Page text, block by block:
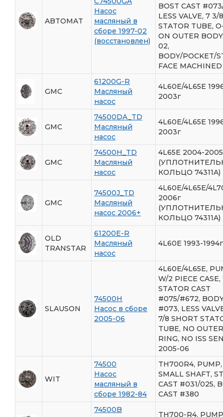
ABTOMAT
Насос
масляный в
сборе 1997-02
(восстановлен)
BOST CAST
LESS VALVE, 7 3/
STATOR TUBE,
ON OUTER
02,
BODY/POCKET/
FACE MACHINED
GMC
61200G-R
Масляный
насос
4L60E/4L65E
2003г
GMC
74500DA_TD
Масляный
насос
4L60E/4L65E
2003г
GMC
74500H_TD
Масляный
насос
4L65E 2004-
КОЛЬЦО 74311A)
GMC
74500J_TD
Масляный
насос 2006+
4L60E/4L65E/
2006г
КОЛЬЦО 74311A)
OLD
TRANSTAR
61200E-R
Масляный
насос
4L60E 1993-1994г
SLAUSON
74500H
Насос в сборе
2005-06
4L60E/4L65E,
W/2 PIECE CASE,
STATOR CAST
#075/#672,
#073, LESS
7/8 SHORT
TUBE, NO
RING, NO ISS
2005-06
WIT
74500
Насос
масляный в
сборе 1982-84
TH700R4, PUMP,
SMALL SHAFT,
CAST #031/025,
CAST #380
74500B
TH700-R4,